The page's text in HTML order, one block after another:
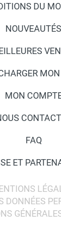
DU
NOUVEAUTÉS
MON
MON
FAQ
ET
DONNÉES